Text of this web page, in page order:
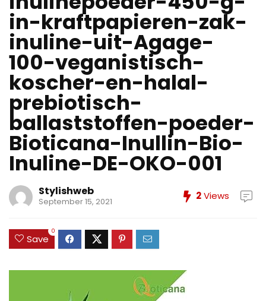
in-kraftpapieren-zak-
inuline-uit-Agage-
100-veganistisch-
koscher-en-halal-
prebiotisch-
ballaststoffen-poeder-
Bioticana-Inullin-Bio-
Inuline-DE-OKO-001
Stylishweb
September 15, 2021 2Views
Save
0